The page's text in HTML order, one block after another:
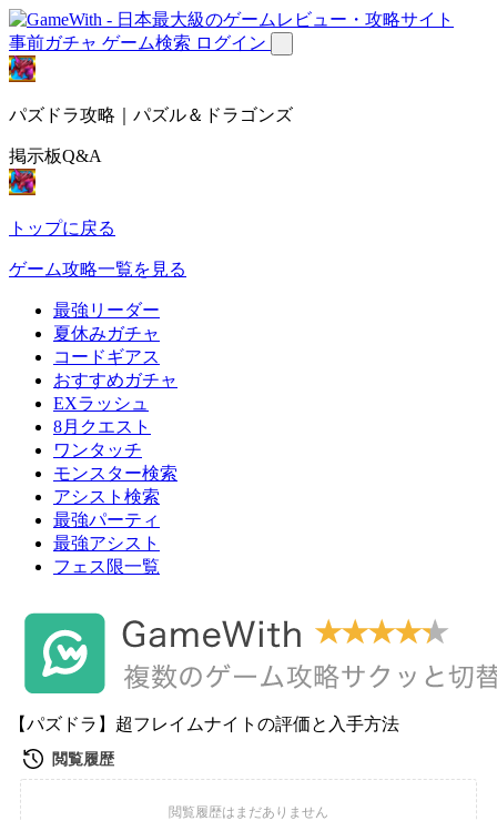
事前ガチャ ゲーム検索 ログイン
パズドラ攻略｜パズル＆ドラゴンズ
掲示板Q&A
トップに戻る
ゲーム攻略一覧を見る
最強リーダー
夏休みガチャ
コードギアス
おすすめガチャ
EXラッシュ
8月クエスト
ワンタッチ
モンスター検索
アシスト検索
最強パーティ
最強アシスト
フェス限一覧
【パズドラ】超フレイムナイトの評価と入手方法